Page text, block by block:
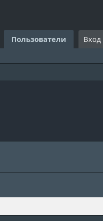
Пользователи Вход